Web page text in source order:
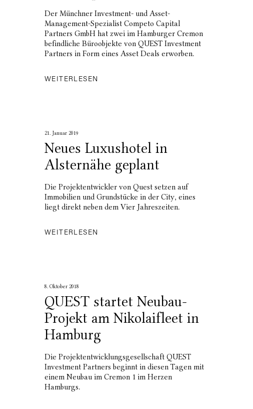
Der Münchner Investment- und Asset-
Management-Spezialist Competo Capital
Partners GmbH hat zwei im Hamburger Cremon
befindliche Büroobjekte von QUEST Investment
Partners in Form eines Asset Deals erworben.
WEITERLESEN
21. Januar 2019
Neues Luxushotel in
Alsternähe geplant
Die Projektentwickler von Quest setzen auf
Immobilien und Grundstücke in der City, eines
liegt direkt neben dem Vier Jahreszeiten.
WEITERLESEN
8. Oktober 2018
QUEST startet Neubau-
Projekt am Nikolaifleet in
Hamburg
Die Projektentwicklungsgesellschaft QUEST
Investment Partners beginnt in diesen Tagen mit
einem Neubau im Cremon 1 im Herzen
Hamburgs.